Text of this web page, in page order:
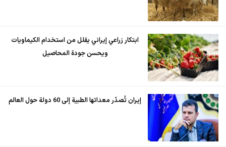
ابتكار زراعي إيراني يقلل من استخدام الكيماويات
ويحسن جودة المحاصيل
إيران تُصدّر معداتها الطبية إلى 60 دولة حول العالم